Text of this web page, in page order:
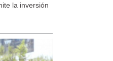
la inversión